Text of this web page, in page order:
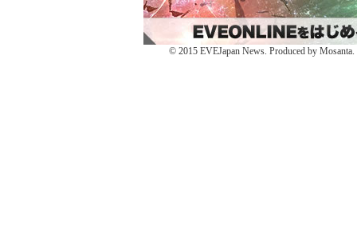
ウ
で
開
す)
す)
ウ
で
開
き
ま
す)
© 2015 EVEJapan News. Produced by